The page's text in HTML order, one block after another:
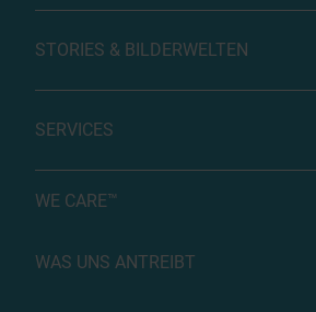
STORIES & BILDERWELTEN
SERVICES
WE CARE™
WAS UNS ANTREIBT